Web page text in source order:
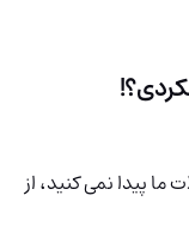
پیدا نمی کنید، از